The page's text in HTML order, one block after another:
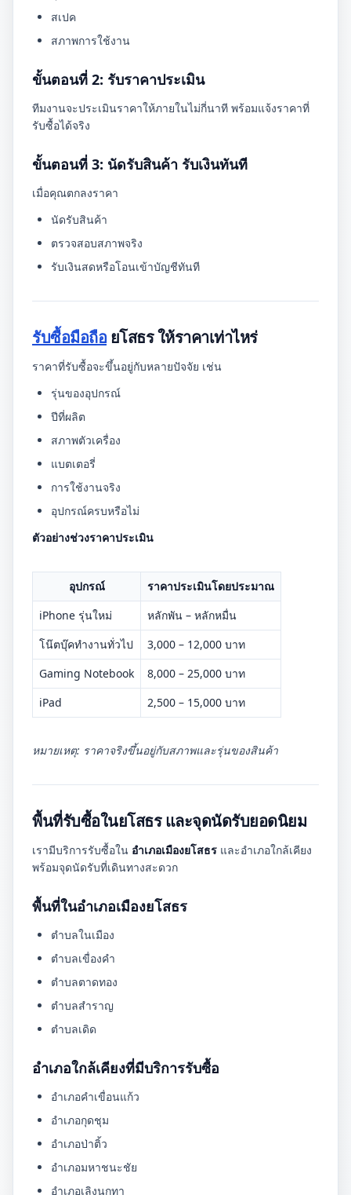
สเปค
สภาพการใช้งาน
ขั้นตอนที่ 2: รับราคาประเมิน
ทีมงานจะประเมินราคาให้ภายในไม่กี่นาที พร้อมแจ้งราคาที่
รับซื้อได้จริง
ขั้นตอนที่ 3: นัดรับสินค้า รับเงินทันที
เมื่อคุณตกลงราคา
นัดรับสินค้า
ตรวจสอบสภาพจริง
รับเงินสดหรือโอนเข้าบัญชีทันที
รับซื้อมือถือ ยโสธร ให้ราคาเท่าไหร่
ราคาที่รับซื้อจะขึ้นอยู่กับหลายปัจจัย เช่น
รุ่นของอุปกรณ์
ปีที่ผลิต
สภาพตัวเครื่อง
แบตเตอรี่
การใช้งานจริง
อุปกรณ์ครบหรือไม่
ตัวอย่างช่วงราคาประเมิน
อุปกรณ์
ราคาประเมินโดยประมาณ
iPhone รุ่นใหม่
หลักพัน – หลักหมื่น
โน๊ตบุ๊คทำงานทั่วไป
3,000 – 12,000 บาท
Gaming Notebook
8,000 – 25,000 บาท
iPad
2,500 – 15,000 บาท
หมายเหตุ: ราคาจริงขึ้นอยู่กับสภาพและรุ่นของสินค้า
พื้นที่รับซื้อในยโสธร และจุดนัดรับยอดนิยม
เรามีบริการรับซื้อใน อำเภอเมืองยโสธร และอำเภอใกล้เคียง
พร้อมจุดนัดรับที่เดินทางสะดวก
พื้นที่ในอำเภอเมืองยโสธร
ตำบลในเมือง
ตำบลเขื่องคำ
ตำบลตาดทอง
ตำบลสำราญ
ตำบลเดิด
อำเภอใกล้เคียงที่มีบริการรับซื้อ
อำเภอคำเขื่อนแก้ว
อำเภอกุดชุม
อำเภอป่าติ้ว
อำเภอมหาชนะชัย
อำเภอเลิงนกทา